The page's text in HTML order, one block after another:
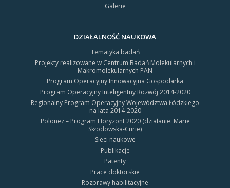
Galerie
DZIAŁALNOŚĆ NAUKOWA
Tematyka badań
Projekty realizowane w Centrum Badań Molekularnych i
Makromolekularnych PAN
Program Operacyjny Innowacyjna Gospodarka
Program Operacyjny Inteligentny Rozwój 2014-2020
Regionalny Program Operacyjny Województwa Łódzkiego
na lata 2014-2020
Polonez – Program Horyzont 2020 (działanie: Marie
Skłodowska-Curie)
Sieci naukowe
Publikacje
Patenty
Prace doktorskie
Rozprawy habilitacyjne